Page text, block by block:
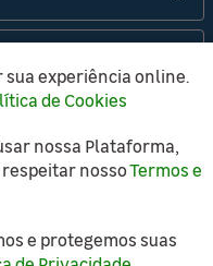
todos os direitos
experiência online.
de Cookies
nossa Plataforma,
nossoTermos e
e protegemos suas